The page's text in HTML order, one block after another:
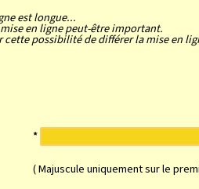
est longue...
en ligne peut-être important.
possibilité de différer la mise en
*
( Majuscule uniquement sur le